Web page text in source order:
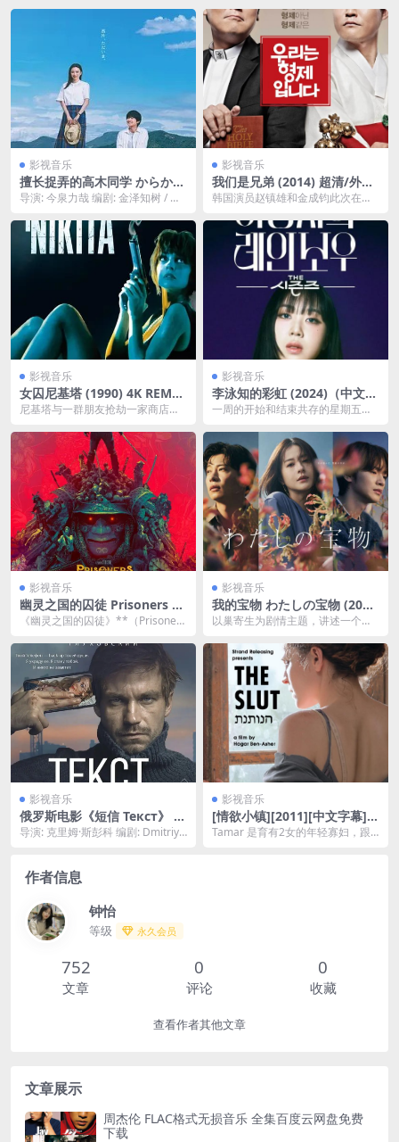
影视音乐
擅长捉弄的高木同学 からかい
上手の高木さん (2024)
导演: 今泉力哉 编剧: 金泽知树 / 萩
影视音乐
我们是兄弟 (2014) 超清/外挂
中字 夸克网盘下载
韩国演员赵镇雄和金成钧此次在
年之久的兄弟，语言、...
影视音乐
女囚尼基塔 (1990) 4K REMU
X DV&HDR 国英音轨 特效字
尼基塔与一群朋友抢劫一家商店的
这次的事件中身亡，尼...
影视音乐
李泳知的彩虹 (2024)（中文字
幕 06 集）
一周的开始和结束共存的星期五晚
所...
影视音乐
幽灵之国的囚徒 Prisoners of
the Ghostland 2160p remu
《幽灵之国的囚徒》**（Prisoners
影视音乐
我的宝物 わたしの宝物 (202
4) 首播01 官方中字 【日剧】
以巢寄生为剧情主题，讲述一个女
成为恶女，和别人生的...
影视音乐
俄罗斯电影《短信 Текст》 (2
019)夸克网盘下载
导演: 克里姆·斯彭科 编剧: Dmitriy
影视音乐
[情欲小镇][2011][中文字幕][1
080P]
Tamar 是育有2女的年轻寡妇，跟
作者信息
钟怡
等级 永久会员
752
文章
0
评论
0
收藏
查看作者其他文章
文章展示
周杰伦 FLAC格式无损音乐 全集百度云网盘免费
下载